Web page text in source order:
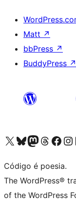
Matt ↗
bbPress ↗
BuddyPress ↗
Acessar nossa conta do X (antigo Twitter)
Acessar nossa conta do Bluesky
Acessar nossa conta do
Acessar nossa conta do
Acessar
Código é poesia.
The WordPress®
of the WordPress